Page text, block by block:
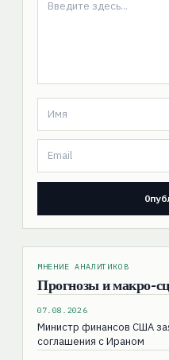
МНЕНИЕ АНАЛИТИКОВ
Прогнозы и макро-
07.08.2026
Министр финансов США
соглашения с Ираном